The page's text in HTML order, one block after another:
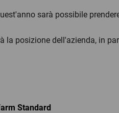
sarà possibile
la posizione dell'azienda, in
Standard